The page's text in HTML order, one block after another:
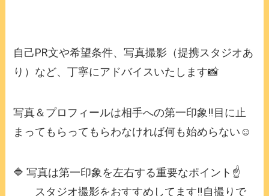
自己PR文や希望条件、写真撮影（提携スタジオあ
り）など、丁寧にアドバイスいたします📸
写真＆プロフィールは相手への第一印象‼️目に止
まってもらってもらわなければ何も始めらない☺️
🔷 写真は第一印象を左右する重要なポイント☝️
スタジオ撮影をおすすめしてます‼️自撮りで